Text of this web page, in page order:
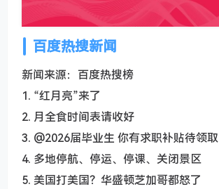
百度热搜新闻
新闻来源：百度热搜榜
1. “红月亮”来了
2. 月全食时间表请收好
3. @2026届毕业生 你有求职补贴待领取
4. 多地停航、停运、停课、关闭景区
5. 美国打美国？华盛顿芝加哥都怒了